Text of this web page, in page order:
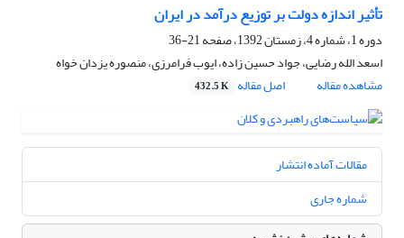
تأثیر اندازه دولت بر توزیع درآمد در ایران
دوره 1، شماره 4، زمستان 1392، صفحه
21-36
اسعد الله رضایی، جواد حسین زاده، ایوب فرامرزی، منصوره یزدان خواه
مشاهده مقاله
اصل مقاله 432.5 K
مقالات آماده انتشار
شماره جاری